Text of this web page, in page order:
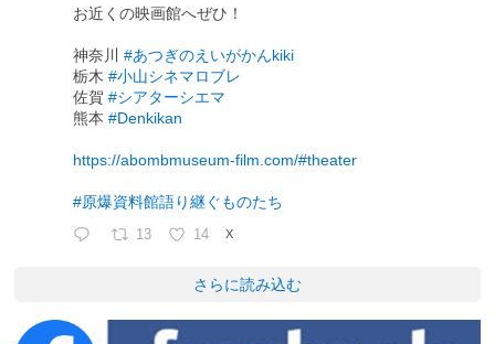
お近くの映画館へぜひ！
神奈川#あつぎのえいがかんkiki
栃木#小山シネマロブレ
佐賀#シアターシエマ
熊本#Denkikan
https://abombmuseum-film.com/#theater
#原爆資料館語り継ぐものたち
13 14 X
さらに読み込む